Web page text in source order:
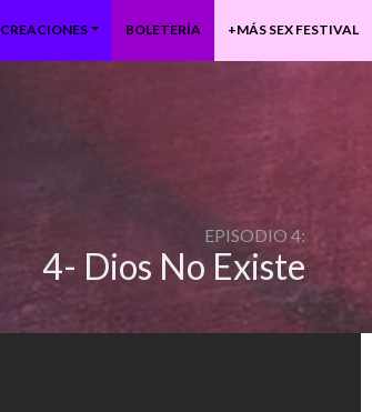
CREACIONES BOLETERÍA +MÁS SEX FESTIVAL
EPISODIO 4:
4- Dios No Existe